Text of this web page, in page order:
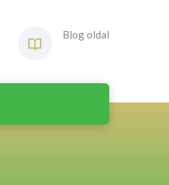
Blog oldal